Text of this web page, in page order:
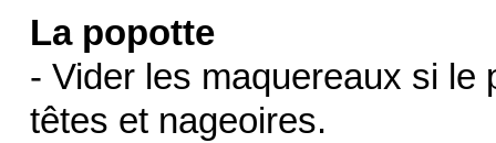
La popotte
- Vider les maquereaux si le
têtes et nageoires.